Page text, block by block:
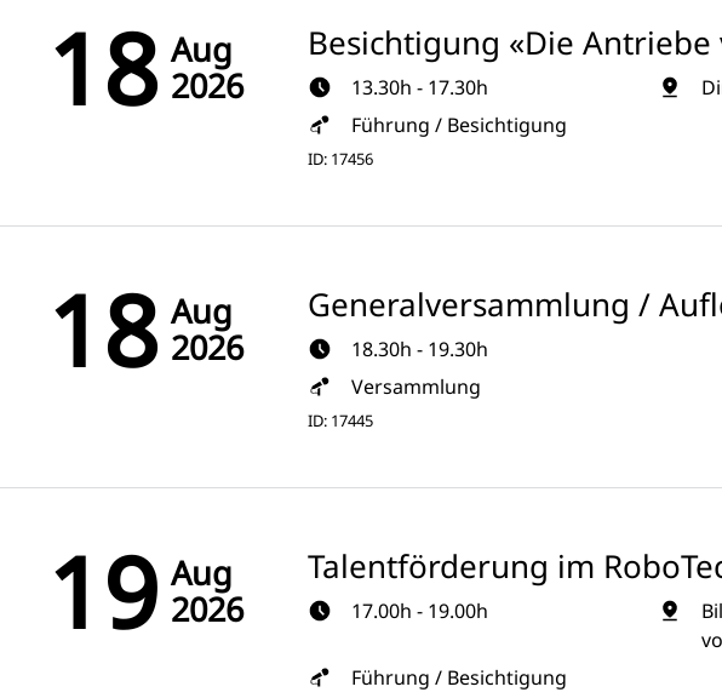
18 Aug
2026
Besichtigung «Die
13.30h - 17.30h
Führung / Besichtigung
ID: 17456
18 Aug
2026
Generalversammlung /
18.30h - 19.30h
Versammlung
ID: 17445
19 Aug
2026
Talentförderung im
17.00h - 19.00h
Führung / Besichtigung